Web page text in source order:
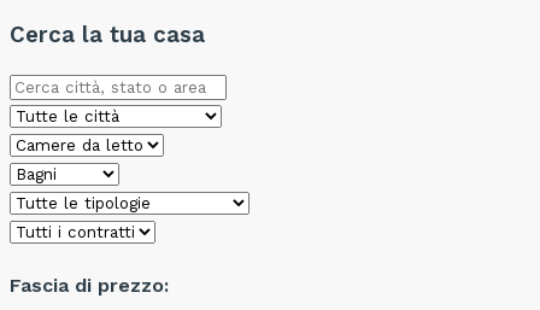
Cerca la tua casa
Fascia di prezzo: